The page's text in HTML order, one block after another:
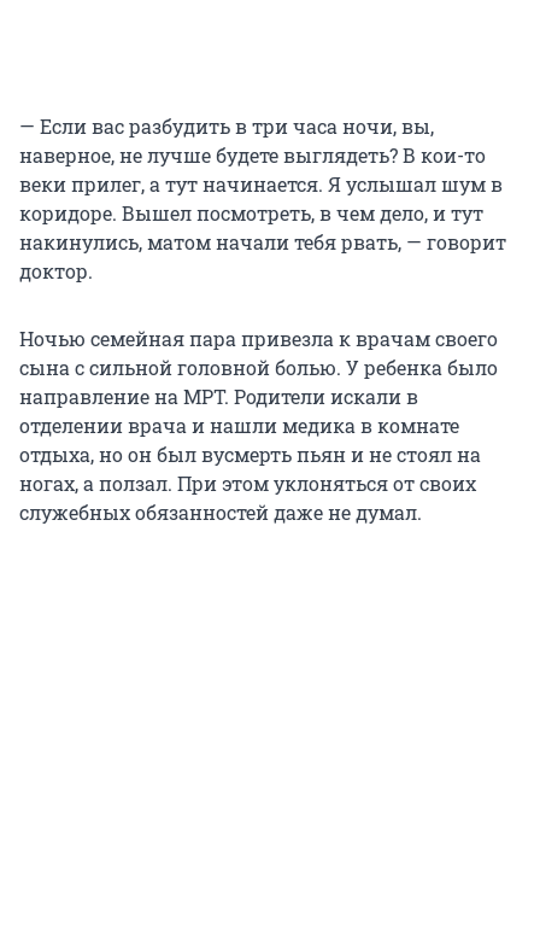
— Если вас разбудить в три часа ночи, вы,
наверное, не лучше будете выглядеть? В кои-то
веки прилег, а тут начинается. Я услышал шум в
коридоре. Вышел посмотреть, в чем дело, и тут
накинулись, матом начали тебя рвать, — говорит
доктор.
Ночью семейная пара привезла к врачам своего
сына с сильной головной болью. У ребенка было
направление на МРТ. Родители искали в
отделении врача и нашли медика в комнате
отдыха, но он был вусмерть пьян и не стоял на
ногах, а ползал. При этом уклоняться от своих
служебных обязанностей даже не думал.